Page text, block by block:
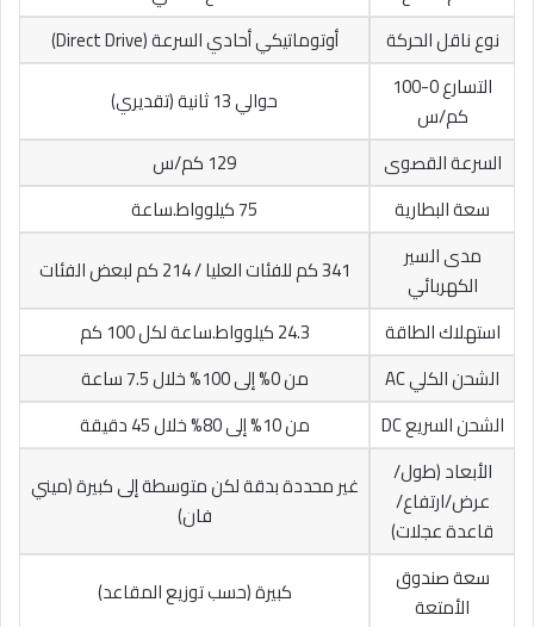
نوع ناقل الحركة
أوتوماتيكي أحادي السرعة (Direct Drive)
التسارع 0-100
كم/س
حوالي 13 ثانية (تقديري)
السرعة القصوى
129 كم/س
سعة البطارية
75 كيلوواط.ساعة
مدى السير
الكهربائي
341 كم للفئات العليا / 214 كم لبعض الفئات
استهلاك الطاقة
24.3 كيلوواط.ساعة لكل 100 كم
الشحن الكلي AC
من 0% إلى 100% خلال 7.5 ساعة
الشحن السريع DC
من 10% إلى 80% خلال 45 دقيقة
الأبعاد (طول/
عرض/ارتفاع/
قاعدة عجلات)
غير محددة بدقة لكن متوسطة إلى كبيرة (ميني
فان)
سعة صندوق
الأمتعة
كبيرة (حسب توزيع المقاعد)